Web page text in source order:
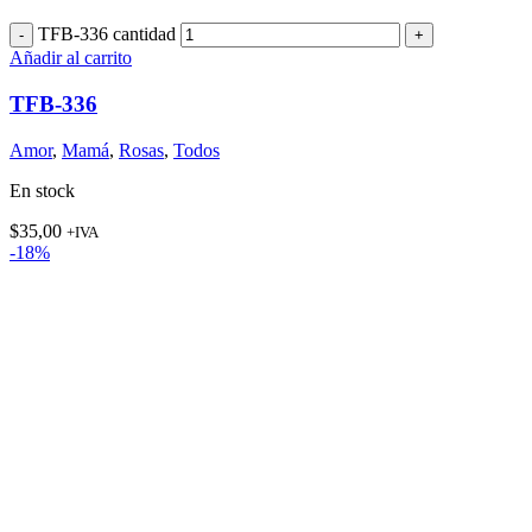
TFB-336 cantidad
Añadir al carrito
TFB-336
Amor, Mamá, Rosas, Todos
En stock
$35,00 +IVA
-18%